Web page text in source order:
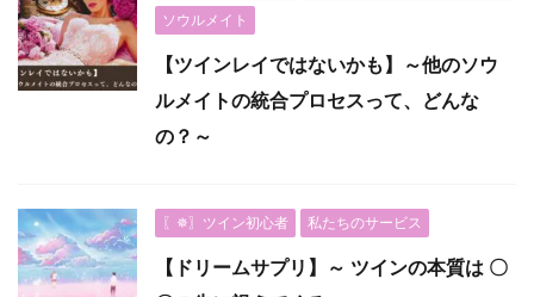
ソウルメイト
【ツインレイではないかも】～他のソウ
ルメイトの統合プロセスって、どんな
の？～
〖✵〗ツイン初心者 私たちのサービス
【ドリームサプリ】～ ツインの本質は 〇